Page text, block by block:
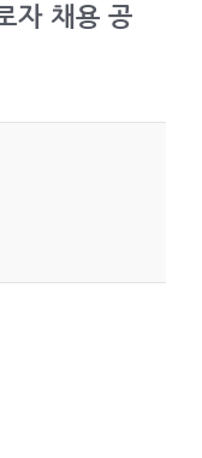
자 채용 공